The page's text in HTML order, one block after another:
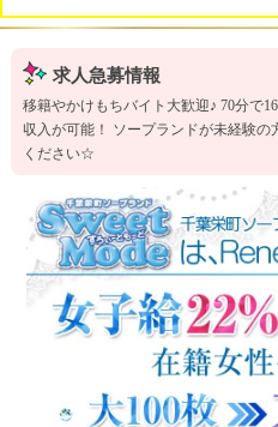
求人急募情報
移籍やかけもちバイト大歓迎♪ 70分で
収入が可能！ ソープランドが未経験の
ください☆